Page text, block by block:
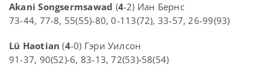
Akani Songsermsawad (4-2) Иан Бернс
73-44, 77-8, 55(55)-80, 0-113(72), 33-57, 26-99(93)
Lü Haotian (4-0) Гэри Уилсон
91-37, 90(52)-6, 83-13, 72(53)-58(54)